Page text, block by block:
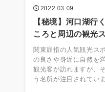
2022.03.09
【秘境】河口湖行
ころと周辺の観光
関東屈指の人気観光ス
の良さや身近に自然を
観光客が訪れますが、
う名所が注目されてい